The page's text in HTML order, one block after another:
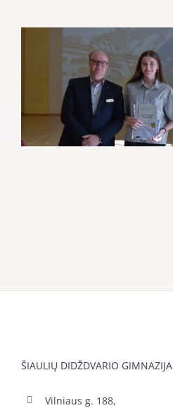
ŠIAULIŲ DIDŽDVARIO GIMNAZIJA
Vilniaus g. 188,